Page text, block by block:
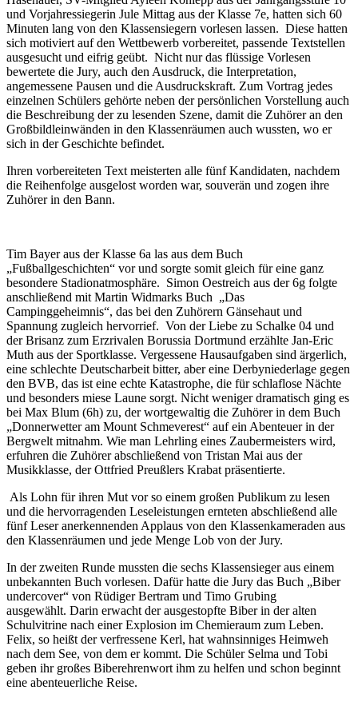
und Vorjahressiegerin Jule Mittag aus der Klasse 7e, hatten sich 60
Minuten lang von den Klassensiegern vorlesen lassen. Diese hatten
sich motiviert auf den Wettbewerb vorbereitet, passende Textstellen
ausgesucht und eifrig geübt. Nicht nur das flüssige Vorlesen
bewertete die Jury, auch den Ausdruck, die Interpretation,
angemessene Pausen und die Ausdruckskraft. Zum Vortrag jedes
einzelnen Schülers gehörte neben der persönlichen Vorstellung auch
die Beschreibung der zu lesenden Szene, damit die Zuhörer an den
Großbildleinwänden in den Klassenräumen auch wussten, wo er
sich in der Geschichte befindet.
Ihren vorbereiteten Text meisterten alle fünf Kandidaten, nachdem
die Reihenfolge ausgelost worden war, souverän und zogen ihre
Zuhörer in den Bann.
Tim Bayer aus der Klasse 6a las aus dem Buch
„Fußballgeschichten“ vor und sorgte somit gleich für eine ganz
besondere Stadionatmosphäre. Simon Oestreich aus der 6g folgte
anschließend mit Martin Widmarks Buch „Das
Campinggeheimnis“, das bei den Zuhörern Gänsehaut und
Spannung zugleich hervorrief. Von der Liebe zu Schalke 04 und
der Brisanz zum Erzrivalen Borussia Dortmund erzählte Jan-Eric
Muth aus der Sportklasse. Vergessene Hausaufgaben sind ärgerlich,
eine schlechte Deutscharbeit bitter, aber eine Derbyniederlage gegen
den BVB, das ist eine echte Katastrophe, die für schlaflose Nächte
und besonders miese Laune sorgt. Nicht weniger dramatisch ging es
bei Max Blum (6h) zu, der wortgewaltig die Zuhörer in dem Buch
„Donnerwetter am Mount Schmeverest“ auf ein Abenteuer in der
Bergwelt mitnahm. Wie man Lehrling eines Zaubermeisters wird,
erfuhren die Zuhörer abschließend von Tristan Mai aus der
Musikklasse, der Ottfried Preußlers Krabat präsentierte.
Als Lohn für ihren Mut vor so einem großen Publikum zu lesen
und die hervorragenden Leseleistungen ernteten abschließend alle
fünf Leser anerkennenden Applaus von den Klassenkameraden aus
den Klassenräumen und jede Menge Lob von der Jury.
In der zweiten Runde mussten die sechs Klassensieger aus einem
unbekannten Buch vorlesen. Dafür hatte die Jury das Buch „Biber
undercover“ von Rüdiger Bertram und Timo Grubing
ausgewählt. Darin erwacht der ausgestopfte Biber in der alten
Schulvitrine nach einer Explosion im Chemieraum zum Leben.
Felix, so heißt der verfressene Kerl, hat wahnsinniges Heimweh
nach dem See, von dem er kommt. Die Schüler Selma und Tobi
geben ihr großes Biberehrenwort ihm zu helfen und schon beginnt
eine abenteuerliche Reise.